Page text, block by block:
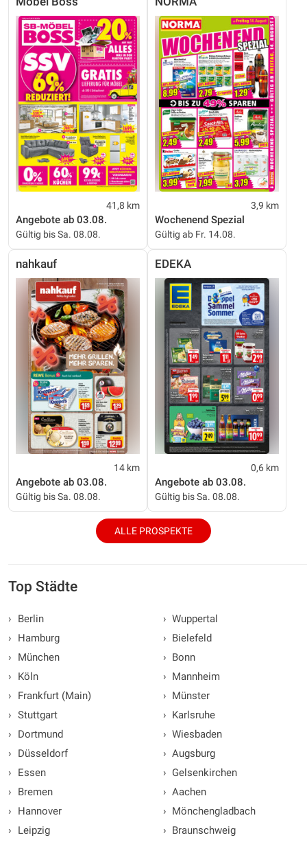
41,8 km
Angebote ab 03.08.
Gültig bis Sa. 08.08.
3,9 km
Wochenend Spezial
Gültig ab Fr. 14.08.
nahkauf
14 km
Angebote ab 03.08.
Gültig bis Sa. 08.08.
EDEKA
0,6 km
Angebote ab 03.08.
Gültig bis Sa. 08.08.
ALLE PROSPEKTE
Top Städte
›
Berlin
›
Hamburg
›
München
›
Köln
›
Frankfurt (Main)
› Stuttgart
›
Dortmund
›
Düsseldorf
›
Essen
›
Bremen
›
Hannover
›
Leipzig
› Wuppertal
› Bielefeld
› Bonn
› Mannheim
› Münster
› Karlsruhe
› Wiesbaden
› Augsburg
› Gelsenkirchen
› Aachen
› Mönchengladbach
› Braunschweig